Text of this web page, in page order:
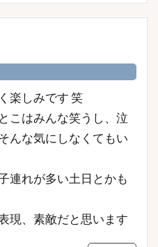
楽しみです 笑
こはみんな笑うし、泣
んな気にしなくてもい
連れが多い土日とかも
現、素敵だと思います